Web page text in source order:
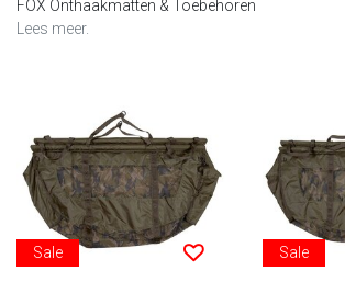
FOX Onthaakmatten & Toebehoren
Lees meer.
Sale Sale